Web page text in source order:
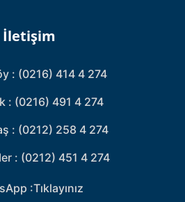
İletişim
: (0216) 414 4 274
: (0216) 491 4 274
: (0212) 258 4 274
: (0212) 451 4 274
:Tıklayınız